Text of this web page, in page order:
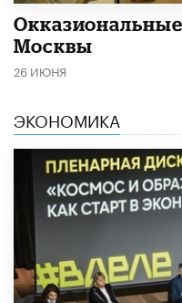
Москвы
26 ИЮНЯ
ЭКОНОМИКА